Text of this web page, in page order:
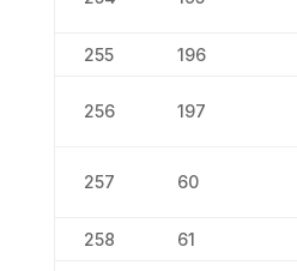
255 196
256 197
257 60
258 61